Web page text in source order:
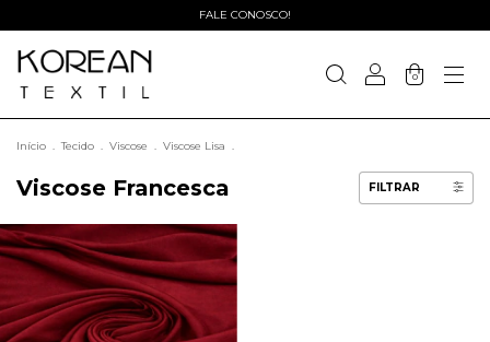
FALE CONOSCO!
0
Início . Tecido . Viscose . Viscose Lisa .
Viscose Francesca FILTRAR